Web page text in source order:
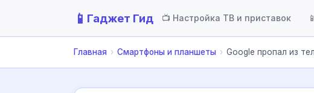
📱 Гаджет Гид 📺 Настройка ТВ и приставок
Главная › Смартфоны и планшеты › Google пропал из